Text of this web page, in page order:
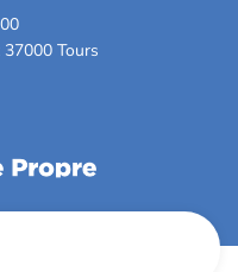
Tours